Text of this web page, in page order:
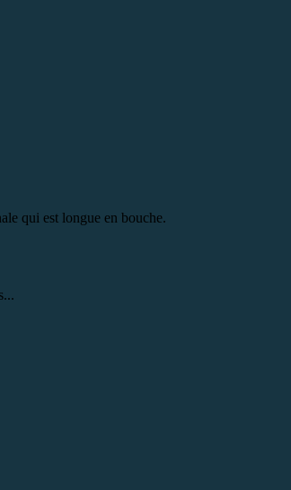
qui est longue en bouche.